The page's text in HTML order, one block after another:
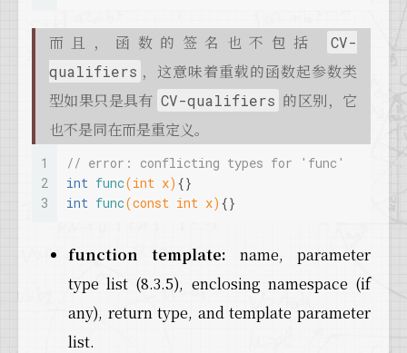
而且，函数的签名也不包括
CV-
qualifiers ，这意味着重载的函数起参数类
型如果只是具有 CV-qualifiers 的区别，它
也不是同在而是重定义。
1
2
3
// error: conflicting types for 'func'
int func(int x) {}
int func(const int x) {}
function template: name, parameter
type list (8.3.5), enclosing namespace (if
any), return type, and template parameter
list.